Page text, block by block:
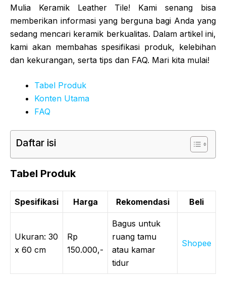
Mulia Keramik Leather Tile! Kami senang bisa
memberikan informasi yang berguna bagi Anda yang
sedang mencari keramik berkualitas. Dalam artikel ini,
kami akan membahas spesifikasi produk, kelebihan
dan kekurangan, serta tips dan FAQ. Mari kita mulai!
Tabel Produk
Konten Utama
FAQ
Daftar isi
Tabel Produk
Spesifikasi Harga Rekomendasi Beli
Ukuran: 30
x 60 cm
Rp
150.000,-
Bagus untuk
ruang tamu
atau kamar
tidur
Shopee